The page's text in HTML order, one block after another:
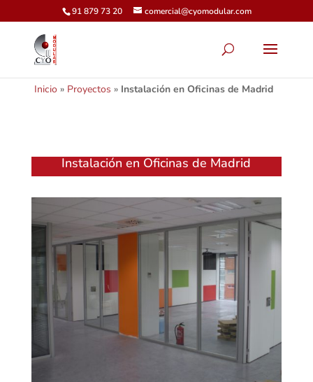
91 879 73 20 comercial@cyomodular.com
Inicio» Proyectos » Instalación en Oficinas de Madrid
Instalación en Oficinas de Madrid